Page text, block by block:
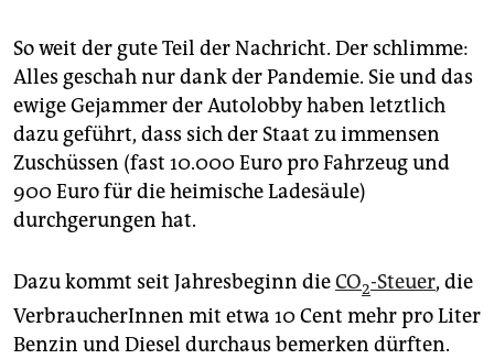
So weit der gute Teil der Nachricht. Der schlimme:
Alles geschah nur dank der Pandemie. Sie und das
ewige Gejammer der Autolobby haben letztlich
dazu geführt, dass sich der Staat zu immensen
Zuschüssen (fast 10.000 Euro pro Fahrzeug und
900 Euro für die heimische Ladesäule)
durchgerungen hat.
Dazu kommt seit Jahresbeginn dieCO2-Steuer, die
VerbraucherInnen mit etwa 10 Cent mehr pro Liter
Benzin und Diesel durchaus bemerken dürften.